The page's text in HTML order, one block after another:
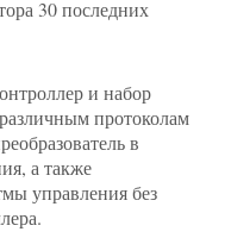
30 последних
и набор
протоколам
в
а также
управления без